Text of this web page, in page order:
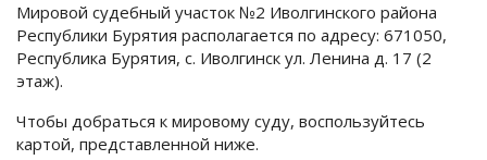
Мировой судебный участок №2 Иволгинского района
Республики Бурятия располагается по адресу: 671050,
Республика Бурятия, с. Иволгинск ул. Ленина д. 17 (2
этаж).
Чтобы добраться к мировому суду, воспользуйтесь
картой, представленной ниже.